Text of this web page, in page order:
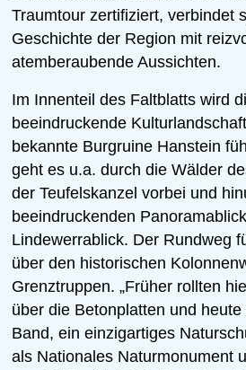
Traumtour zertifiziert, verbindet
Geschichte der Region mit
atemberaubende Aussichten.
Im Innenteil des Faltblatts wird
beeindruckende
bekannte Burgruine Hanstein
geht es u.a. durch die Wälder
der Teufelskanzel vorbei und
beeindruckenden
Lindewerrablick. Der Rundweg
über den historischen
Grenztruppen. „Früher rollten
über die Betonplatten und
Band, ein einzigartiges
als Nationales Naturmonument